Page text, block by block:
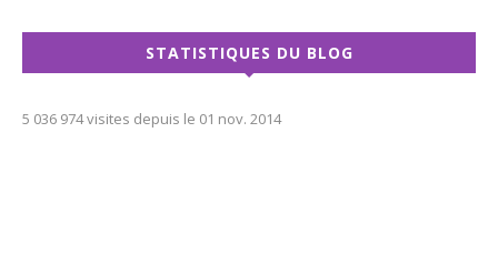
STATISTIQUES DU BLOG
5 036 974 visites depuis le 01 nov. 2014